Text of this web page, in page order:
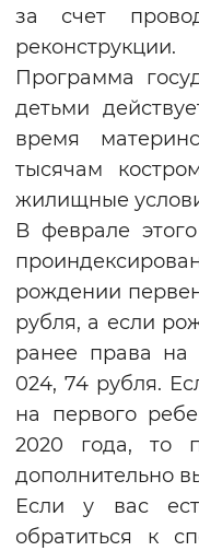
за счет
реконструкции.
Программа
детьми
время
тысячам
жилищные
В феврале
рождении
рубля, а если
ранее права на
024, 74 рубля.
на первого
2020 года, то
дополнительно
Если у вас
обратиться к